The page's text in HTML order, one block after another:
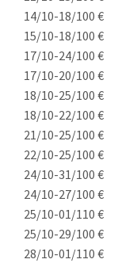
14/10-18/100 €
15/10-18/100 €
17/10-24/100 €
17/10-20/100 €
18/10-25/100 €
18/10-22/100 €
21/10-25/100 €
22/10-25/100 €
24/10-31/100 €
24/10-27/100 €
25/10-01/110 €
25/10-29/100 €
28/10-01/110 €